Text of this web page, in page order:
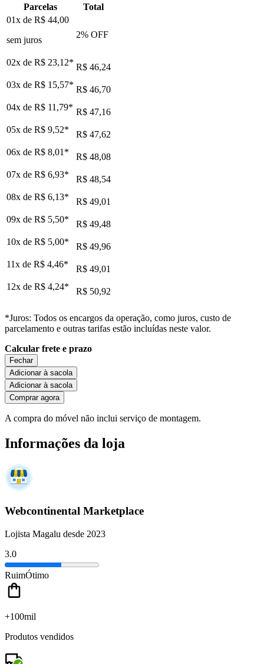
Parcelas
Total
01x de R$ 44,00
sem juros
2% OFF
02x de R$ 23,12* R$ 46,24
03x de R$ 15,57* R$ 46,70
04x de R$ 11,79* R$ 47,16
05x de R$ 9,52*
R$ 47,62
06x de R$ 8,01 *
R$ 48,08
07x de R$ 6,93*
R$ 48,54
08x de R$ 6,13*
R$ 49,01
09x de R$ 5,50*
R$ 49,48
10x de R$ 5,00*
R$ 49,96
11x de R$ 4,46*
R$ 49,01
12x de R$ 4,24* R$ 50,92
*Juros: Todos os encargos da operação, como juros, custo de
parcelamento e outras tarifas estão incluídas neste valor.
Calcular frete e prazo
Fechar
Adicionar à sacola
Adicionar à sacola
Comprar agora
A compra do móvel não inclui serviço de montagem.
Informações da loja
Webcontinental Marketplace
Lojista Magalu desde 2023
3.0
RuimÓtimo
+100mil
Produtos vendidos